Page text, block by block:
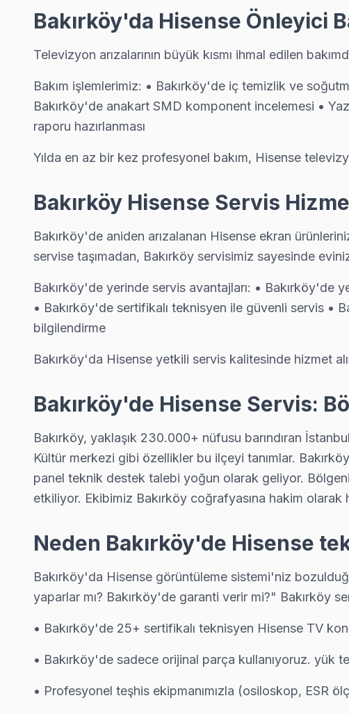
Bakırköy'nın Zuhuratbaba bölgesindeki Hisense müşterilerimiz tamir
Bakırköy Hisense Servis →
Bakırköy Hisense TV Servis Hizmet Bölgesi
Bakırköy bölgesine kapıya gelen Hisense TV tamir servisi hizmetimizin
Hisense Uzman Teknisyen Ekibi — Bakırköy
Burak A. — Hisense Servis Uzmanı
15 yıllık Hisense TV tamir deneyimi. Bakırköy ve çevre ilçelere yerinde
· 2010'dan günümüze tüm Hisense modelleri
Bakırköy Servis İstatistikleri
· Bakırköy'de
535+
Hisense TV tamiri
· Müşteri memnuniyeti
· Tüm işlemler2 yıl garantili
Bu sayfayla ilgili hizmet sayfaları:
Bakırköy'da Hisense Önleyici
Televizyon arızalarının büyük kısmı ihmal edilen
Bakım işlemlerimiz: • Bakırköy'de iç temizlik ve
Bakırköy'de anakart SMD komponent incelemesi •
raporu hazırlanması
Yılda en az bir kez profesyonel bakım, Hisense
Bakırköy Hisense Servis
Bakırköy'de aniden arızalanan Hisense ekran
servise taşımadan, Bakırköy servisimiz sayesinde
Bakırköy'de yerinde servis avantajları: • Bakırköy'de
• Bakırköy'de sertifikalı teknisyen ile güvenli servis •
bilgilendirme
Bakırköy'da Hisense yetkili servis kalitesinde hizmet
Bakırköy'de Hisense Servis:
Bakırköy, yaklaşık 230.000+ nüfusu barındıran
Kültür merkezi gibi özellikler bu ilçeyi tanımlar.
panel teknik destek talebi yoğun olarak geliyor.
etkiliyor. Ekibimiz Bakırköy coğrafyasına hakim olarak
Neden Bakırköy'de Hisense
Bakırköy'da Hisense görüntüleme sistemi'niz
yaparlar mı? Bakırköy'de garanti verir mi?" Bakırköy
• Bakırköy'de 25+ sertifikalı teknisyen Hisense TV
• Bakırköy'de sadece orijinal parça kullanıyoruz. yük
• Profesyonel teşhis ekipmanımızla (osiloskop, ESR